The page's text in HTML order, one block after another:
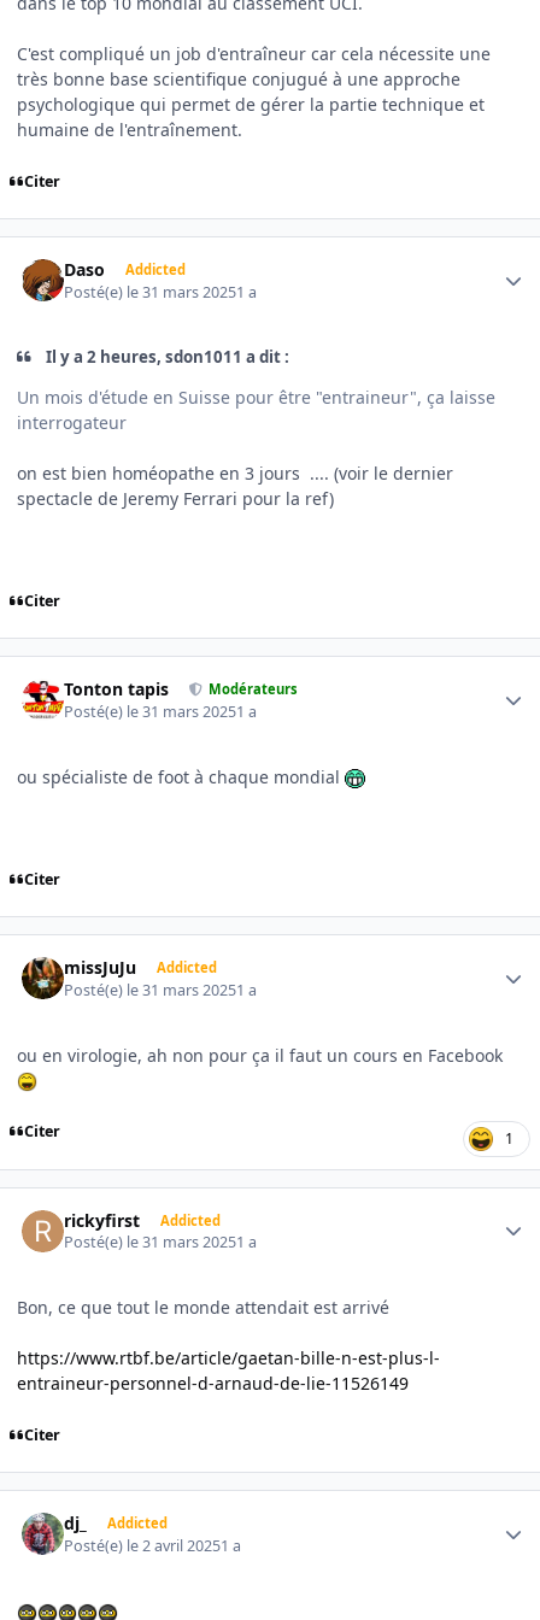
C'est compliqué un job d'entraîneur car cela nécessite une
très bonne base scientifique conjugué à une approche
psychologique qui permet de gérer la partie technique et
humaine de l'entraînement.
Citer
Daso Addicted
Posté(e) le 31 mars 20251 a
Il y a 2 heures, sdon1011 a dit :
Un mois d'étude en Suisse pour être "entraineur", ça laisse
interrogateur
on est bien homéopathe en 3 jours .... (voir le dernier
spectacle de Jeremy Ferrari pour la ref)
Citer
Tonton tapis Modérateurs
Posté(e) le 31 mars 20251 a
ou spécialiste de foot à chaque mondial
Citer
missJuJu Addicted
Posté(e) le 31 mars 20251 a
ou en virologie, ah non pour ça il faut un cours en Facebook
Citer 1
rickyfirst Addicted
Posté(e) le 31 mars 20251 a
Bon, ce que tout le monde attendait est arrivé
https://www.rtbf.be/article/gaetan-bille-n-est-plus-l-
entraineur-personnel-d-arnaud-de-lie-11526149
Citer
dj_ Addicted
Posté(e) le 2 avril 20251 a